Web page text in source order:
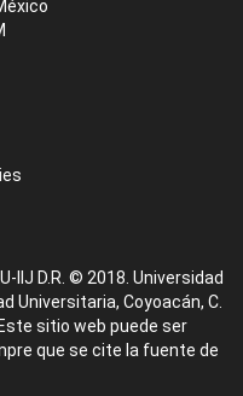
IIJ D.R. © 2018. Universidad
Universitaria, Coyoacán, C.
sitio web puede ser
que se cite la fuente de